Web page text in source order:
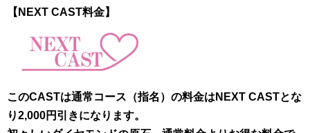
【NEXT CAST料金】
このCASTは通常コース（指名）の料金はNEXT CASTとな
り2,000円引きになります。